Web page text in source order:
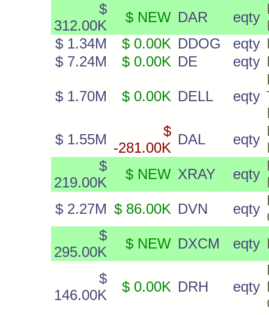
$
312.00K
$ NEW DAR eqty
$ 1.34M
$ 0.00K DDOG eqty
$ 7.24M
$ 0.00K DE eqty
$ 1.70M $ 0.00K DELL eqty
$ 1.55M
$
-281.00K
DAL eqty
$
219.00K
$ NEW XRAY eqty
$ 2.27M $ 86.00K DVN eqty
$
295.00K
$ NEW DXCM eqty
$
146.00K
$ 0.00K DRH eqty